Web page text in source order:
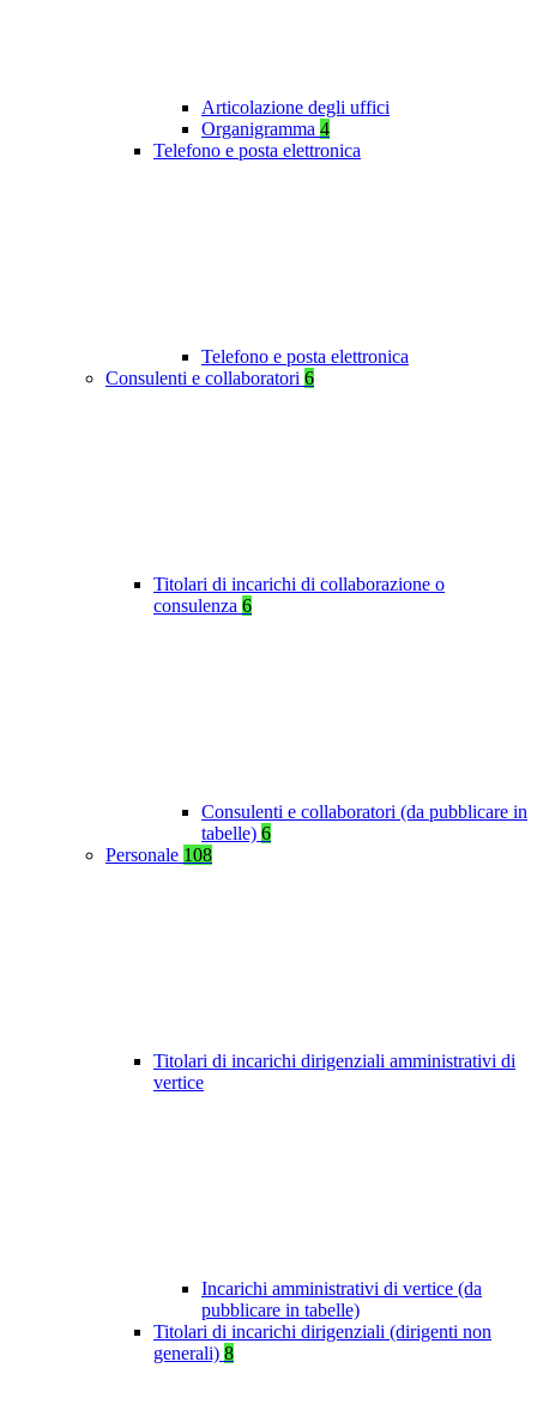
Articolazione degli uffici
Organigramma 4
Telefono e posta elettronica
Telefono e posta elettronica
Consulenti e collaboratori 6
Titolari di incarichi di collaborazione o
consulenza 6
Consulenti e collaboratori (da pubblicare in
tabelle) 6
Personale 108
Titolari di incarichi dirigenziali amministrativi di
vertice
Incarichi amministrativi di vertice (da
pubblicare in tabelle)
Titolari di incarichi dirigenziali (dirigenti non
generali) 8